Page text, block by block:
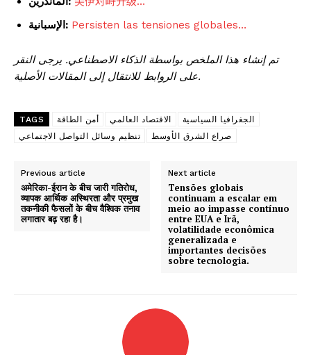
الإسبانية: Persisten las tensiones globales…
تم إنشاء هذا الملخص بواسطة الذكاء الاصطناعي. يرجى النقر
على الروابط للانتقال إلى المقالات الأصلية.
TAGS أمن الطاقة الاقتصاد العالمي
الجغرافيا السياسية
تنظيم وسائل التواصل الاجتماعي
صراع الشرق الأوسط
Previous article
अमेरिका-ईरान के बीच जारी गतिरोध,
व्यापक आर्थिक अस्थिरता और प्रमुख
तकनीकी फैसलों के बीच वैश्विक तनाव
लगातार बढ़ रहा है।
Next article
Tensões globais
continuam a escalar em
meio ao impasse contínuo
entre EUA e Irã,
volatilidade econômica
generalizada e
importantes decisões
sobre tecnologia.